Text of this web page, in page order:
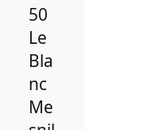
50
Le
Bla
nc
Me